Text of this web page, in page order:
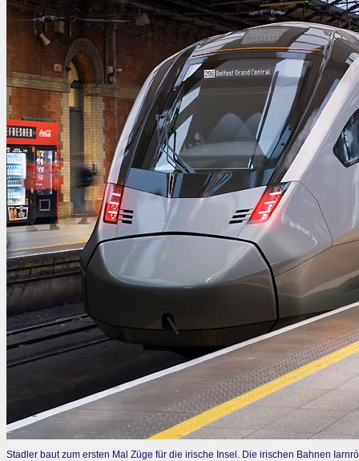
Stadler baut zum ersten Mal Züge für die irische Insel. Die irischen Bahnen